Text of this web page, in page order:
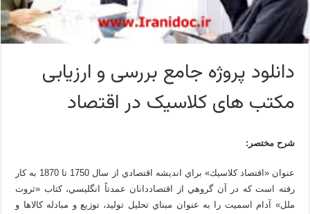
دانلود پروژه جامع بررسی و ارزیابی
مکتب های کلاسیک در اقتصاد
شرح مختصر:
عنوان «اقتصاد كلاسيك» براي انديشه اقتصادي از سال 1750 تا 1870 به كار
رفته است كه در آن گروهي از اقتصاددانان عمدتاً انگليسي، كتاب «ثروت
ملل» آدام اسميت را به عنوان مبناي تحليل توليد، توزيع و مبادله كالاها و